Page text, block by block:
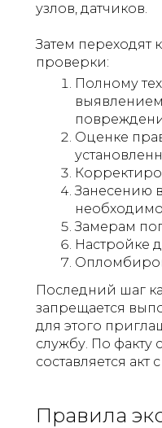
узлов, датчиков.
Затем переходят
проверки:
Полному
Оценке
Занесению
Замерам
Настройке
Последний шаг
запрещается
для этого
службу. По факту
составляется
Правила